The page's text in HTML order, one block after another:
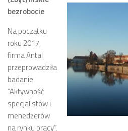
bezrobocie
Na początku
roku 2017,
firma Antal
przeprowadziła
badanie
“Aktywność
specjalistów i
menedżerów
na rynku pracy”,